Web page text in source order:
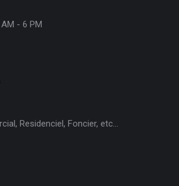
- 6 PM
Residenciel, Foncier, etc...